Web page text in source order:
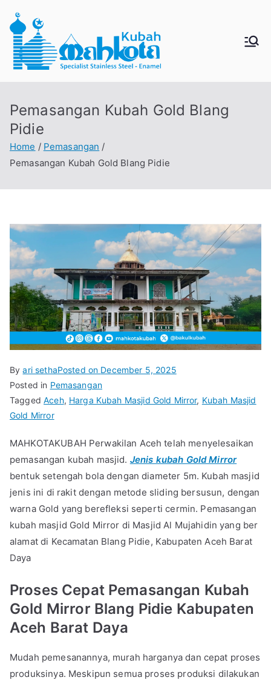
MAHKO
H
Jual Kubah Masjid
Pemasangan Kubah Gold Blang
Pidie
Home
Pemasangan
Pemasangan Kubah Gold Blang Pidie
Byari sethaPosted on December 5, 2025
Posted in Pemasangan
TaggedAceh, Harga Kubah Masjid Gold Mirror, Kubah Masjid
Gold Mirror
MAHKOTAKUBAH Perwakilan Aceh telah menyelesaikan
pemasangan kubah masjid. Jenis kubah Gold Mirror
bentuk setengah bola dengan diameter 5m. Kubah masjid
jenis ini di rakit dengan metode sliding bersusun, dengan
warna Gold yang berefleksi seperti cermin. Pemasangan
kubah masjid Gold Mirror di Masjid Al Mujahidin yang ber
alamat di Kecamatan Blang Pidie, Kabupaten Aceh Barat
Daya
Proses Cepat Pemasangan Kubah
Gold Mirror Blang Pidie Kabupaten
Aceh Barat Daya
Mudah pemesanannya, murah harganya dan cepat proses
produksinya. Meskipun semua proses produksi dilakukan